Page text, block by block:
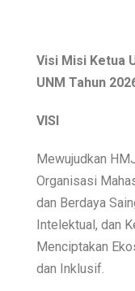
Visi Misi Ketua
UNM Tahun
VISI
Mewujudkan
Organisasi
dan Berdaya
Intelektual, dan
Menciptakan
dan Inklusif.